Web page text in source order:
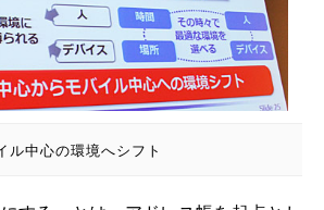
ル中心の環境へシフト